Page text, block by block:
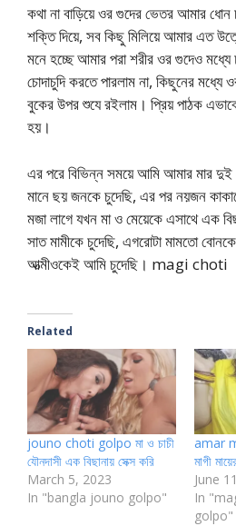
কথা না বাড়িয়ে ওর গুদের ভেতর আমার
শক্তি দিয়ে, সব কিছু মিলিয়ে আমার এত
মনে হচ্ছে আমার পরা শরীর ওর গুদেও মধ্যে
চোদাচুদি করতে পারলাম না, কিছুনের
বুকের উপর শুযে রইলাম। প্রিয় পাঠক
হয়।
এর পরে বিভিন্ন সময়ে আমি আমার মার দুই
মানে ছয় জনকে চুদেছি, এর পর নয়জন
মজা লাগে যখন মা ও মেয়েকে এসাথে এক
সাত মামীকে চুদেছি, এগরোটা মামতো
আত্মীওকেই আমি চুদেছি। magi choti
Related
jouno choti golpo মা ও চাচী
যৌনদাসী এক বিছানায় সেক্স করি
March 5, 2023
In "bangla jouno golpo"
amar
মাগী
June
In
golpo"